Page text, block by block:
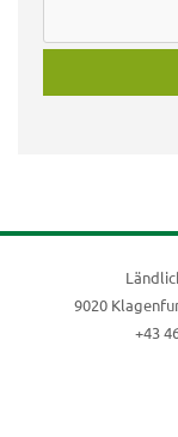
9020
+43